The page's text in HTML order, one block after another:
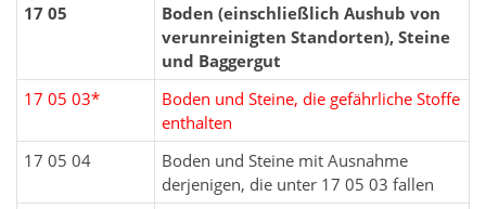
17 05
Boden (einschließlich Aushub von
verunreinigten Standorten), Steine
und Baggergut
17 05 03*
Boden und Steine, die gefährliche Stoffe
enthalten
17 05 04
Boden und Steine mit Ausnahme
derjenigen, die unter 17 05 03 fallen